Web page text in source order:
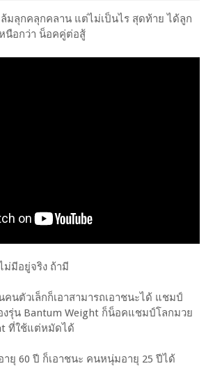
มลุกคลุกคลาน แต่ไม่เป็นไร สุดท้าย ได้ลูก
หนือกว่า น็อคคู่ต่อสู้
มีอยู่จริง ถ้ามี
นตัวเล็กก็เอาสามารถเอาชนะได้ แชมป์
งรุ่น Bantum Weight ก็น็อคแชมป์โลกมวย
ที่ใช้แต่หมัดได้
ายุ 60 ปี ก็เอาชนะ คนหนุ่มอายุ 25 ปีได้